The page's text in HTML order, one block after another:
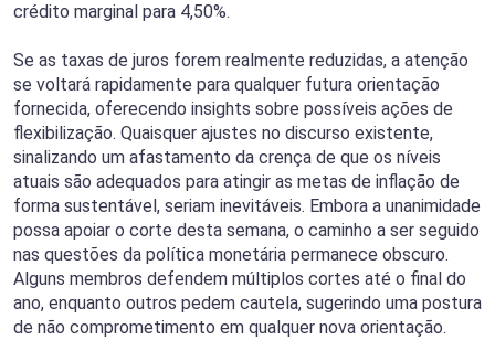
crédito marginal para 4,50%.
Se as taxas de juros forem realmente reduzidas, a atenção
se voltará rapidamente para qualquer futura orientação
fornecida, oferecendo insights sobre possíveis ações de
flexibilização. Quaisquer ajustes no discurso existente,
sinalizando um afastamento da crença de que os níveis
atuais são adequados para atingir as metas de inflação de
forma sustentável, seriam inevitáveis. Embora a unanimidade
possa apoiar o corte desta semana, o caminho a ser seguido
nas questões da política monetária permanece obscuro.
Alguns membros defendem múltiplos cortes até o final do
ano, enquanto outros pedem cautela, sugerindo uma postura
de não comprometimento em qualquer nova orientação.